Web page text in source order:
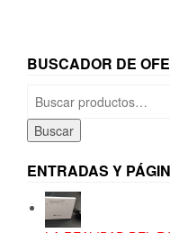
BUSCADOR DE
por:
Buscar
ENTRADAS Y